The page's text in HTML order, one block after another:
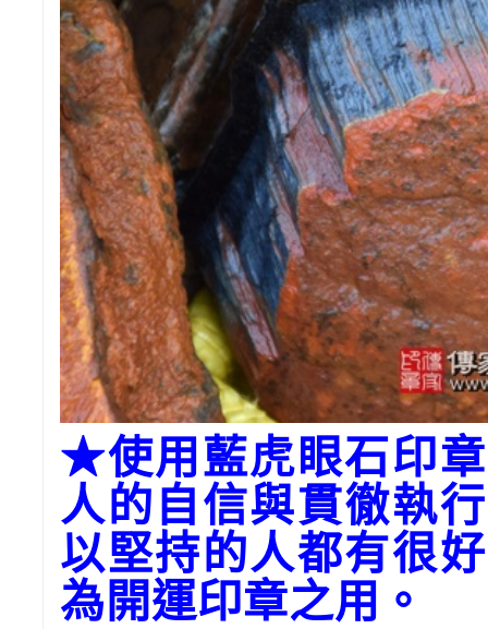
★使用藍虎眼石印
人的自信與貫徹執
以堅持的人都有很
為開運印章之用。